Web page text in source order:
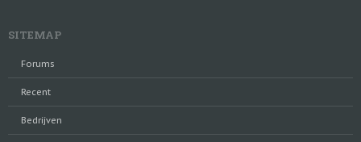
SITEMAP
Forums
Recent
Bedrijven